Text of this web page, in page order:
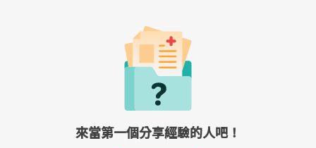
來當第一個分享經驗的人吧！